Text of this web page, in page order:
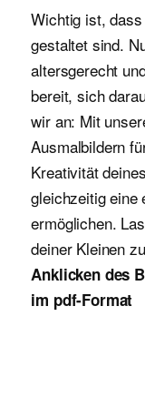
Wichtig ist,
gestaltet sind.
altersgerecht
bereit, sich
wir an: Mit
Ausmalbildern
Kreativität
gleichzeitig eine
ermöglichen.
deiner Kleinen
Anklicken des
im pdf-Format